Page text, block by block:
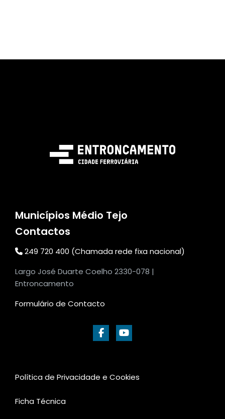
Municípios Médio Tejo
Contactos
249 720 400 (Chamada rede fixa nacional)
Largo José Duarte Coelho 2330-078 |
Entroncamento
Formulário de Contacto
Política de Privacidade e Cookies
Ficha Técnica